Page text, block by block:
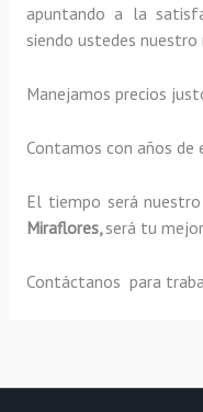
apuntando a la
siendo ustedes
Manejamos precios
Contamos con años de
El tiempo será
Miraflores, será tu
Contáctanos para